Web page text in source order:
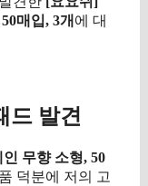
매입, 3개 에 대
드 발견
무향 소형, 50
덕분에 저의 고